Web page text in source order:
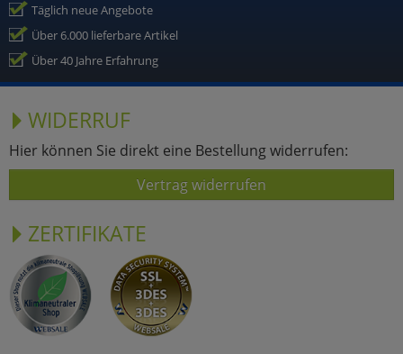
Täglich neue Angebote
Über 6.000 lieferbare Artikel
Über 40 Jahre Erfahrung
WIDERRUF
Hier können Sie direkt eine Bestellung widerrufen:
Vertrag widerrufen
ZERTIFIKATE